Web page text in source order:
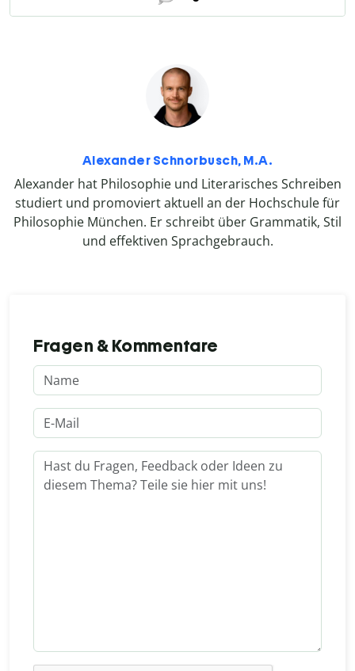
Alexander Schnorbusch, M.A.
Alexander hat Philosophie und Literarisches Schreiben
studiert und promoviert aktuell an der Hochschule für
Philosophie München. Er schreibt über Grammatik, Stil
und effektiven Sprachgebrauch.
Fragen & Kommentare